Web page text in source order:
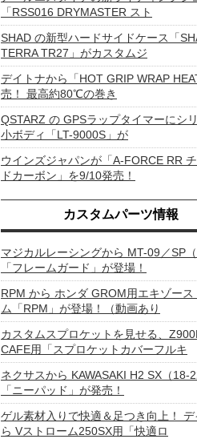
「RSS016 DRYMASTER スト
SHAD の新型ハードサイドケース「
TERRA TR27」がカスタムジ
デイトナから「HOT GRIP WRAP
売！ 最高約80℃の巻き
QSTARZ の GPSラップタイマーにシ
小ボディ「LT-9000S」が
ウインズジャパンが「A-FORCE RR
ドカーボン」を9/10発売！
カスタムパーツ情報
マジカルレーシングから MT-09／SP
「フレームガード」が登場！
RPM から ホンダ GROM用エキゾース
ム「RPM」が登場！（動画あり
カスタムスプロケットを見せる、
CAFE用「スプロケットカバーフルキ
ネクサスから KAWASAKI H2 SX（18-
「ニーパッド」が発売！
ゲル素材入りで快適＆足つき向上！
ら Vストローム250SX用「快適ロ